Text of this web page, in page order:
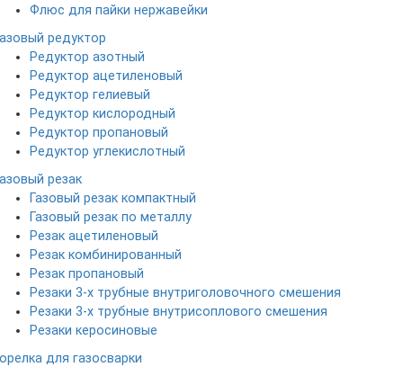
Флюс для пайки нержавейки
редуктор
Редуктор азотный
Редуктор ацетиленовый
Редуктор гелиевый
Редуктор кислородный
Редуктор пропановый
Редуктор углекислотный
резак
Газовый резак компактный
Газовый резак по металлу
Резак ацетиленовый
Резак комбинированный
Резак пропановый
Резаки 3-х трубные внутриголовочного смешения
Резаки 3-х трубные внутрисоплового смешения
Резаки керосиновые
для газосварки